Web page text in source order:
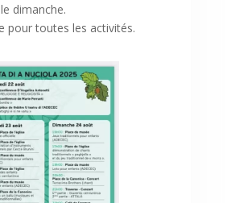
dimanche.
pour toutes les activités.